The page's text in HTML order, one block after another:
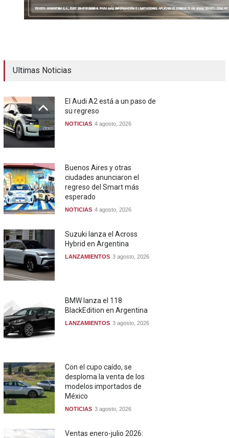
Ultimas Noticias
El Audi A2 está a un paso de
su regreso
NOTICIAS 4 agosto, 2026
Buenos Aires y otras
ciudades anunciaron el
regreso del Smart más
esperado
NOTICIAS 4 agosto, 2026
Suzuki lanza el Across
Hybrid en Argentina
LANZAMIENTOS 3 agosto, 2026
BMW lanza el 118
BlackEdition en Argentina
LANZAMIENTOS 3 agosto, 2026
Con el cupo caído, se
desploma la venta de los
modelos importados de
México
NOTICIAS 3 agosto, 2026
Ventas enero-julio 2026: